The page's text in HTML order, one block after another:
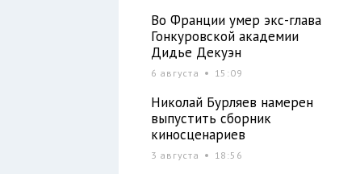
Во Франции умер экс-глава
Гонкуровской академии
Дидье Декуэн
6 августа 15:09
Николай Бурляев намерен
выпустить сборник
киносценариев
3 августа 18:56